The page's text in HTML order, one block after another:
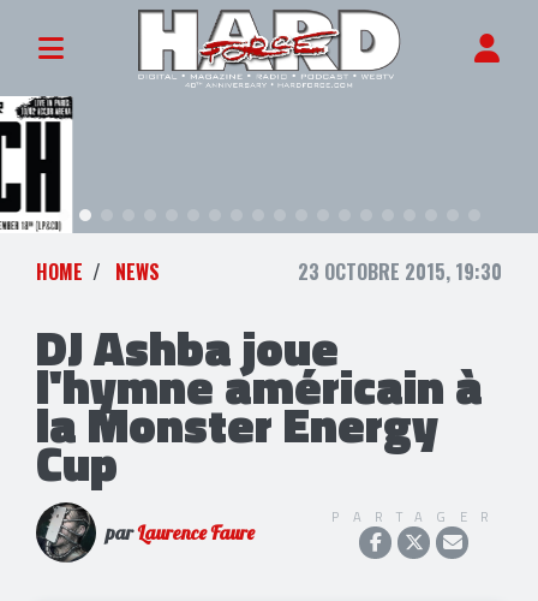
HOME NEWS 23 OCTOBRE 2015, 19:30
DJ Ashba joue
l'hymne américain à
la Monster Energy
Cup
parLaurence Faure
PARTAGER